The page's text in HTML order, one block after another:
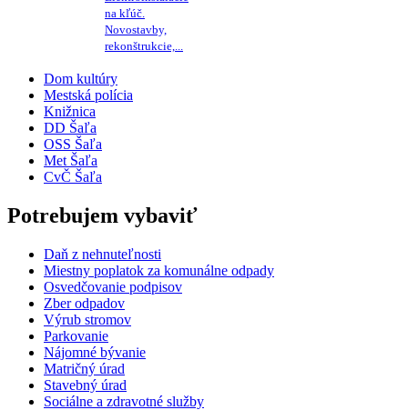
na kľúč.
Novostavby,
rekonštrukcie,...
Dom kultúry
Mestská polícia
Knižnica
DD Šaľa
OSS Šaľa
Met Šaľa
CvČ Šaľa
Potrebujem vybaviť
Daň z nehnuteľnosti
Miestny poplatok za komunálne odpady
Osvedčovanie podpisov
Zber odpadov
Výrub stromov
Parkovanie
Nájomné bývanie
Matričný úrad
Stavebný úrad
Sociálne a zdravotné služby